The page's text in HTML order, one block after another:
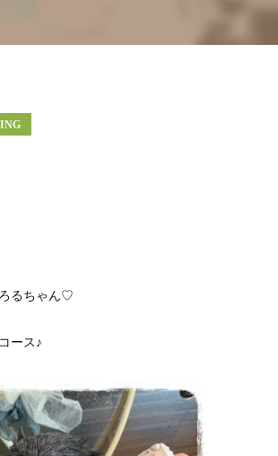
るちゃん♡
ース♪